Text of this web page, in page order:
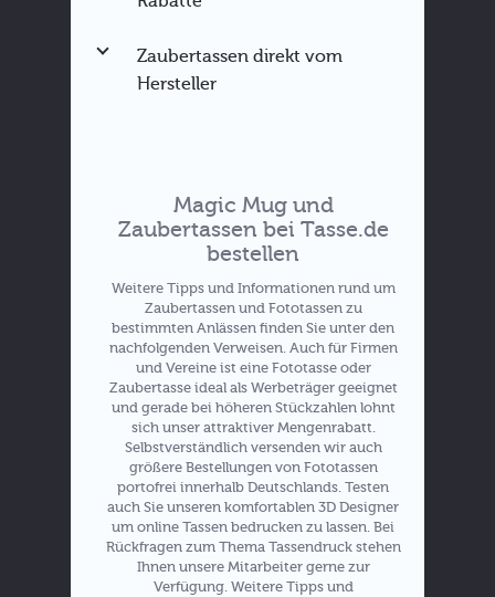
Hier zu den Rabatten
Zaubertassen direkt vom
Hersteller
Angebote für
Zaubertassen
Magic Mug und
Zaubertassen bei Tasse.de
bestellen
Weitere Tipps und Informationen rund um
Zaubertassen und Fototassen zu
bestimmten Anlässen finden Sie unter den
nachfolgenden Verweisen. Auch für Firmen
und Vereine ist eine Fototasse oder
Zaubertasse ideal als Werbeträger geeignet
und gerade bei höheren Stückzahlen lohnt
sich unser attraktiver Mengenrabatt.
Selbstverständlich versenden wir auch
größere Bestellungen von Fototassen
portofrei innerhalb Deutschlands. Testen
auch Sie unseren komfortablen 3D Designer
um online Tassen bedrucken zu lassen. Bei
Rückfragen zum Thema Tassendruck stehen
Ihnen unsere Mitarbeiter gerne zur
Verfügung. Weitere Tipps und